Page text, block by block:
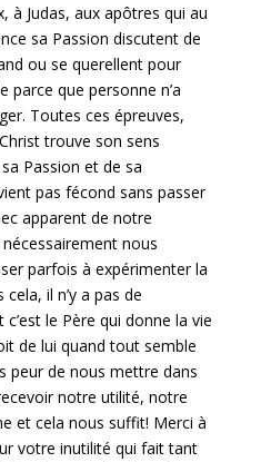
à Judas, aux apôtres qui au
sa Passion discutent de
ou se querellent pour
parce que personne n’a
Toutes ces épreuves,
trouve son sens
Passion et de sa
pas fécond sans passer
apparent de notre
nous
parfois à expérimenter la
il n’y a pas de
le Père qui donne la vie
de lui quand tout semble
peur de nous mettre dans
notre utilité, notre
et cela nous suffit! Merci à
votre inutilité qui fait tant